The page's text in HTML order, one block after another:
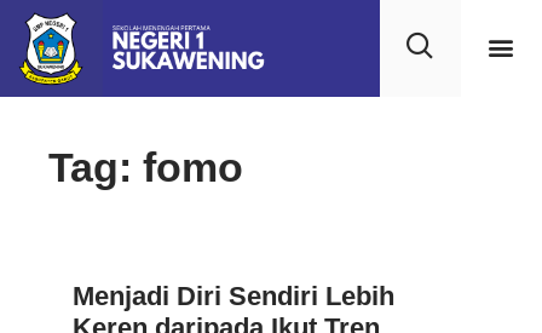
Tag: fomo
Menjadi Diri Sendiri Lebih